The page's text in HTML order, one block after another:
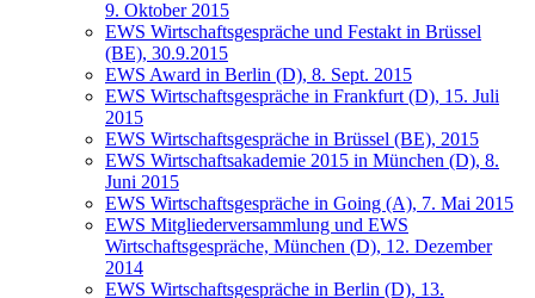
9. Oktober 2015
EWS Wirtschaftsgespräche und Festakt in Brüssel
(BE), 30.9.2015
EWS Award in Berlin (D), 8. Sept. 2015
EWS Wirtschaftsgespräche in Frankfurt (D), 15. Juli
2015
EWS Wirtschaftsgespräche in Brüssel (BE), 2015
EWS Wirtschaftsakademie 2015 in München (D), 8.
Juni 2015
EWS Wirtschaftsgespräche in Going (A), 7. Mai 2015
EWS Mitgliederversammlung und EWS
Wirtschaftsgespräche, München (D), 12. Dezember
2014
EWS Wirtschaftsgespräche in Berlin (D), 13.